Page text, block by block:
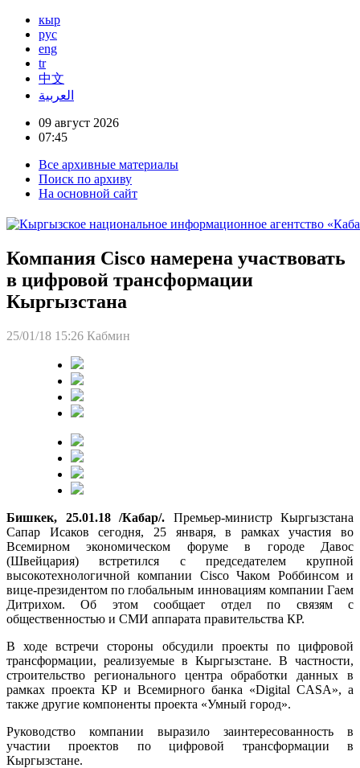
кыр
рус
eng
tr
中文
العربية
09 август 2026
07:45
Все архивные материалы
Поиск по архиву
На основной сайт
Компания Cisco намерена участвовать
в цифровой трансформации
Кыргызстана
25/01/18 15:26 Кабмин
Бишкек, 25.01.18 /Кабар/. Премьер-министр Кыргызстана
Сапар Исаков сегодня, 25 января, в рамках участия во
Всемирном экономическом форуме в городе Давос
(Швейцария) встретился с председателем крупной
высокотехнологичной компании Cisco Чаком Роббинсом и
вице-президентом по глобальным инновациям компании Гаем
Дитрихом. Об этом сообщает отдел по связям с
общественностью и СМИ аппарата правительства КР.
В ходе встречи стороны обсудили проекты по цифровой
трансформации, реализуемые в Кыргызстане. В частности,
строительство регионального центра обработки данных в
рамках проекта КР и Всемирного банка «Digital CASA», а
также другие компоненты проекта «Умный город».
Руководство компании выразило заинтересованность в
участии проектов по цифровой трансформации в
Кыргызстане.